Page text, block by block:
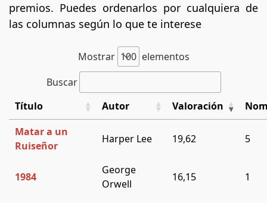
premios. Puedes ordenarlos por cualquiera de
las columnas según lo que te interese
Mostrar
elementos
Buscar
Título
Autor Valoración
Matar a un
Ruiseñor
Harper Lee 19,62 5
1984
George
Orwell
16,15 1